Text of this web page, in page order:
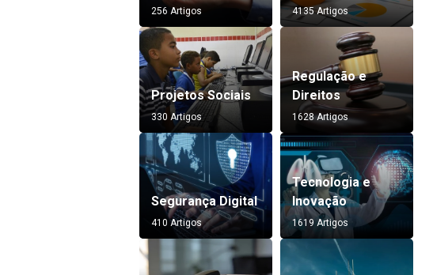
256 Artigos 4135 Artigos
Projetos Sociais
330 Artigos
Regulação e
Direitos
1628 Artigos
Segurança Digital
410 Artigos
Tecnologia e
Inovação
1619 Artigos